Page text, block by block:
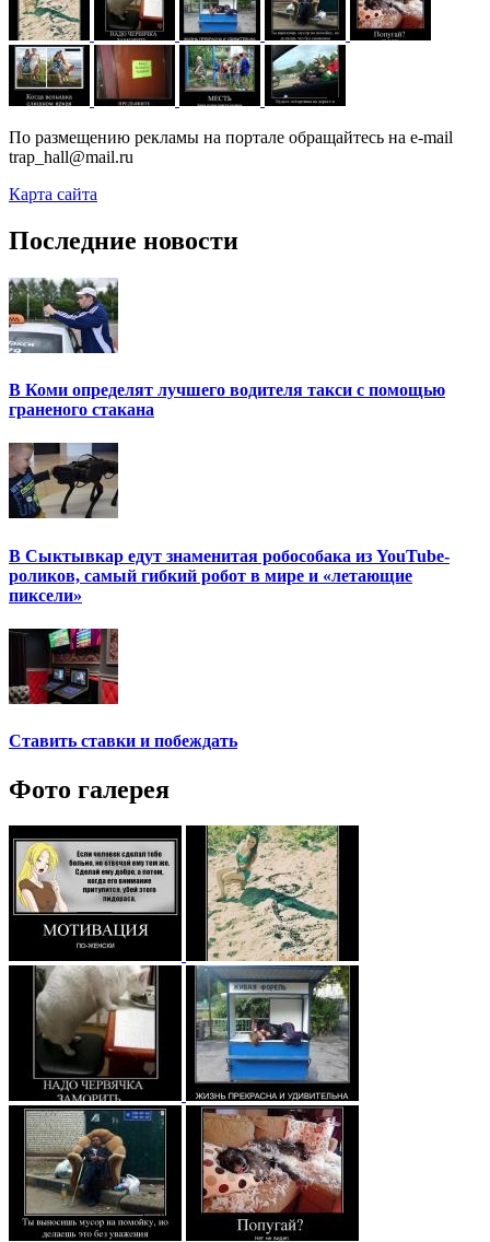
По размещению рекламы на портале обращайтесь на e-mail
trap_hall@mail.ru
Карта сайта
Последние новости
В Коми определят лучшего водителя такси с помощью
граненого стакана
В Сыктывкар едут знаменитая робособака из YouTube-
роликов, самый гибкий робот в мире и «летающие
пиксели»
Ставить ставки и побеждать
Фото галерея